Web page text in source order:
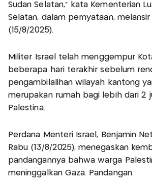
Sudan Selatan," kata Kementerian
Selatan, dalam pernyataan,
(15/8/2025).
Militer Israel telah menggempur
beberapa hari terakhir sebelum
pengambilalihan wilayah kantong
merupakan rumah bagi lebih dari 2
Palestina.
Perdana Menteri Israel, Benjamin
Rabu (13/8/2025), menegaskan
pandangannya bahwa warga
meninggalkan Gaza. Pandangan.